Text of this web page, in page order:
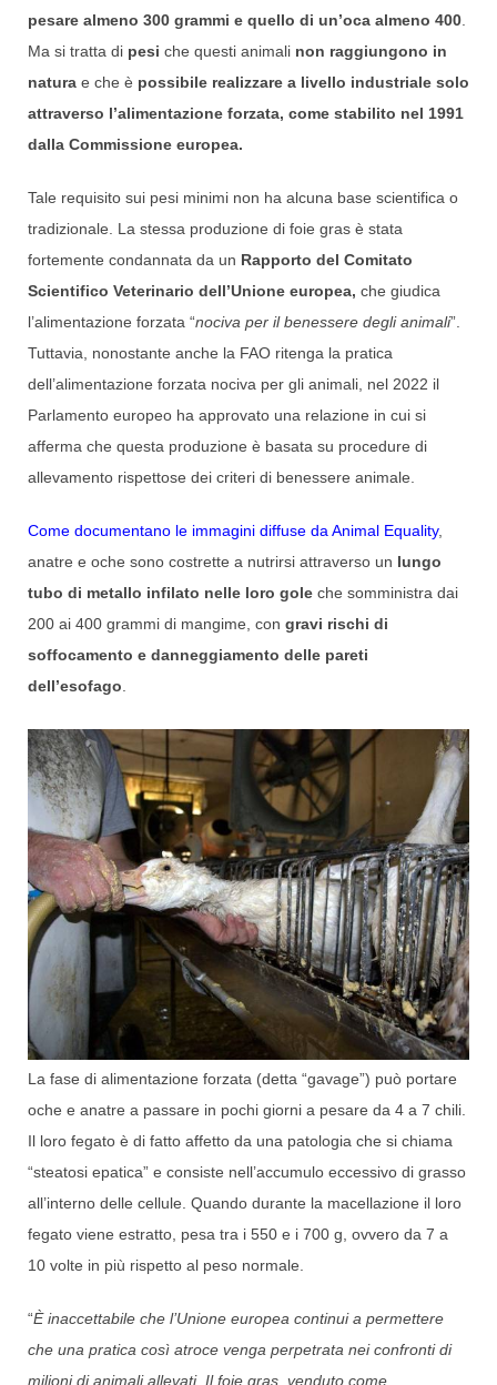
pesare almeno 300 grammi e quello di un’oca almeno 400.
Ma si tratta di pesi che questi animali non raggiungono in
natura e che è possibile realizzare a livello industriale solo
attraverso l’alimentazione forzata, come stabilito nel 1991
dalla Commissione europea.
Tale requisito sui pesi minimi non ha alcuna base scientifica o
tradizionale. La stessa produzione di foie gras è stata
fortemente condannata da un Rapporto del Comitato
Scientifico Veterinario dell’Unione europea, che giudica
l’alimentazione forzata “nociva per il benessere degli animali”.
Tuttavia, nonostante anche la FAO ritenga la pratica
dell’alimentazione forzata nociva per gli animali, nel 2022 il
Parlamento europeo ha approvato una relazione in cui si
afferma che questa produzione è basata su procedure di
allevamento rispettose dei criteri di benessere animale.
Come documentano le immagini diffuse da Animal Equality,
anatre e oche sono costrette a nutrirsi attraverso un lungo
tubo di metallo infilato nelle loro gole che somministra dai
200 ai 400 grammi di mangime, con gravi rischi di
soffocamento e danneggiamento delle pareti
dell’esofago.
La fase di alimentazione forzata (detta “gavage”) può portare
oche e anatre a passare in pochi giorni a pesare da 4 a 7 chili.
Il loro fegato è di fatto affetto da una patologia che si chiama
“steatosi epatica” e consiste nell’accumulo eccessivo di grasso
all’interno delle cellule. Quando durante la macellazione il loro
fegato viene estratto, pesa tra i 550 e i 700 g, ovvero da 7 a
10 volte in più rispetto al peso normale.
“È inaccettabile che l’Unione europea continui a permettere
che una pratica così atroce venga perpetrata nei confronti di
milioni di animali allevati. Il foie gras, venduto come